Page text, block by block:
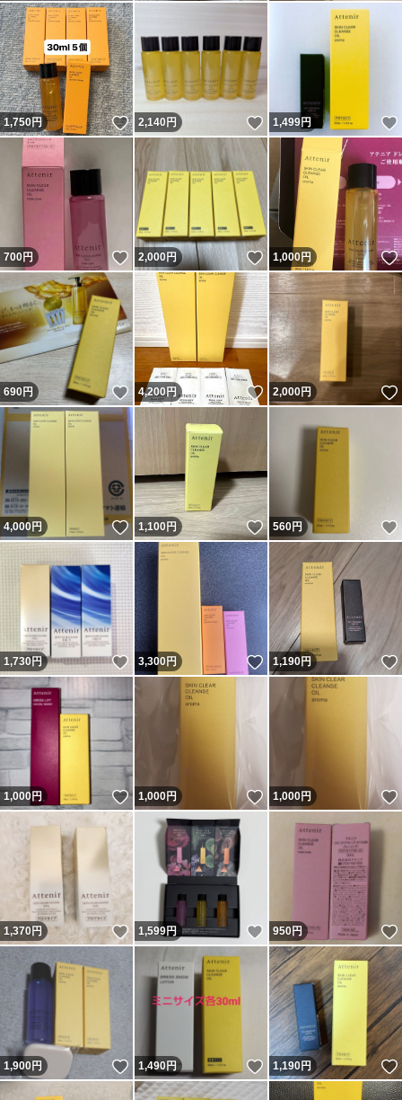
1,750円 いいね！
2,140円 いいね！
1,499円
700円 いいね！
2,000円 いいね！
1,000円
690円 いいね！
4,200円 いいね！
2,000円
4,000円 いいね！
1,100円 いいね！
560円
1,730円 いいね！
3,300円 いいね！
1,190円
1,000円 いいね！
1,000円 いいね！
1,000円
1,370円 いいね！
1,599円 いいね！
950円
1,900円 いいね！
1,490円 いいね！
1,190円